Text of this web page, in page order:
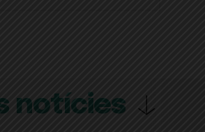
notícies